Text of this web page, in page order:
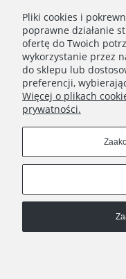
© 2013–2026 OTIEN.
chirurgicznej,
Pliki cookies i
poprawne działanie
ofertę do Twoich
wykorzystanie przez
do sklepu lub
preferencji,
Więcej o plikach
prywatności.